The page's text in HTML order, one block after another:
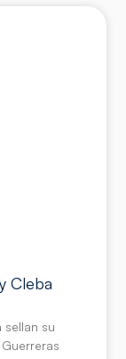
Cleba
sellan su